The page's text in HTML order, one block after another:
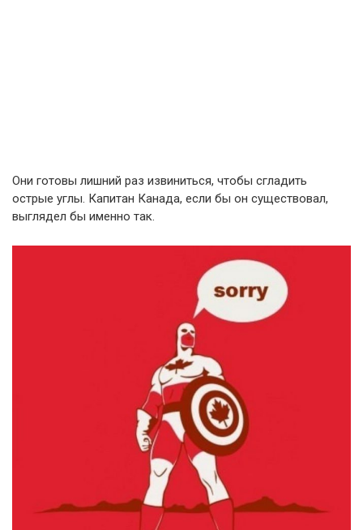
Они готовы лишний раз извиниться, чтобы сгладить
острые углы. Капитан Канада, если бы он существовал,
выглядел бы именно так.